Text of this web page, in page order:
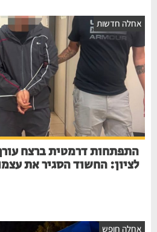
אחלה חדשות
התפתחות דרמטית ברצח
לציון: החשוד הסגיר את
אחלה חופש